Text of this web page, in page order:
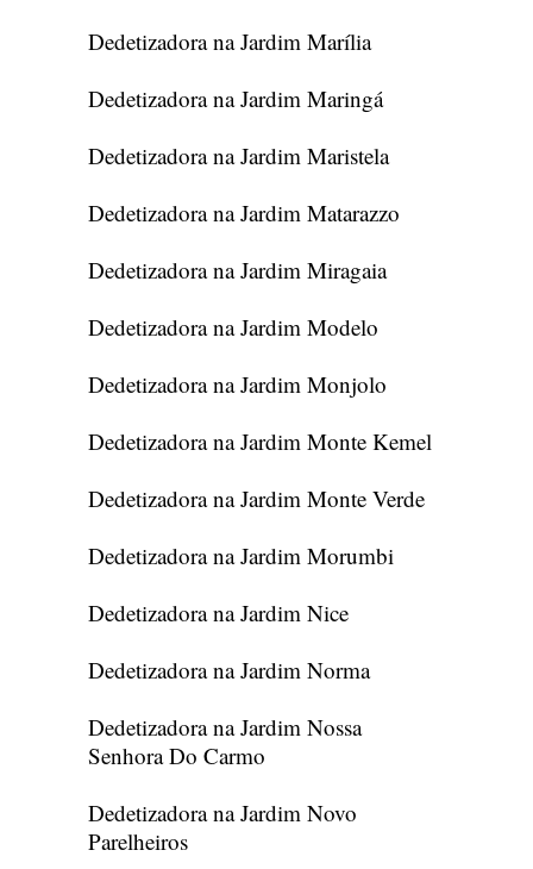
Dedetizadora na Jardim Marília
Dedetizadora na Jardim Maringá
Dedetizadora na Jardim Maristela
Dedetizadora na Jardim Matarazzo
Dedetizadora na Jardim Miragaia
Dedetizadora na Jardim Modelo
Dedetizadora na Jardim Monjolo
Dedetizadora na Jardim Monte Kemel
Dedetizadora na Jardim Monte Verde
Dedetizadora na Jardim Morumbi
Dedetizadora na Jardim Nice
Dedetizadora na Jardim Norma
Dedetizadora na Jardim Nossa
Senhora Do Carmo
Dedetizadora na Jardim Novo
Parelheiros